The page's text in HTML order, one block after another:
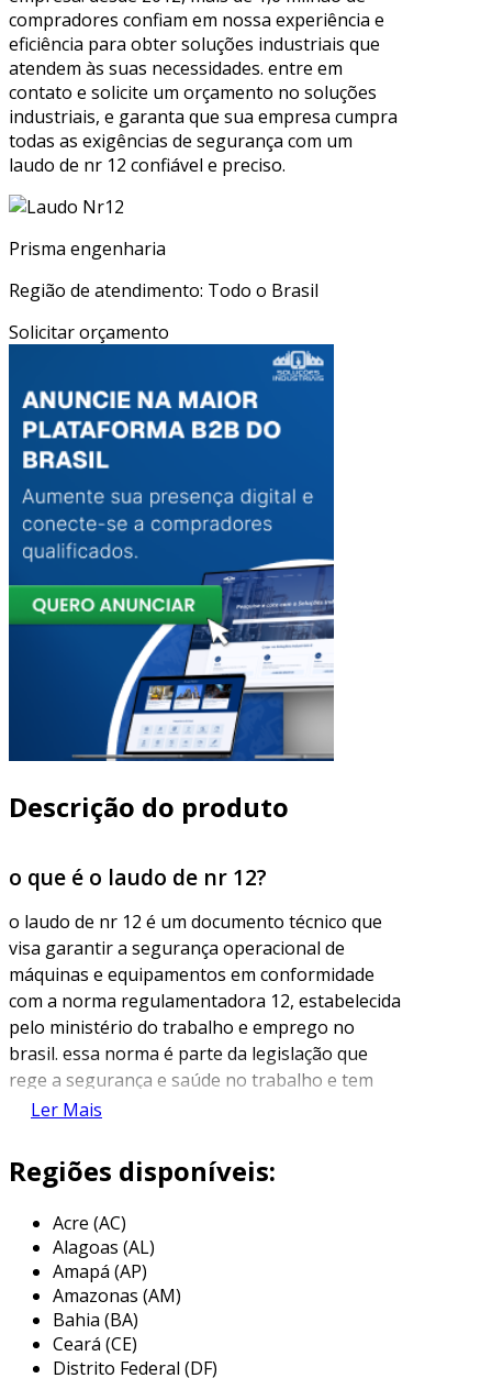
compradores confiam em nossa experiência e
eficiência para obter soluções industriais que
atendem às suas necessidades. entre em
contato e solicite um orçamento no soluções
industriais, e garanta que sua empresa cumpra
todas as exigências de segurança com um
laudo de nr 12 confiável e preciso.
Prisma engenharia
Região de atendimento: Todo o Brasil
Solicitar orçamento
Descrição do produto
o que é o laudo de nr 12?
o laudo de nr 12 é um documento técnico que
visa garantir a segurança operacional de
máquinas e equipamentos em conformidade
com a norma regulamentadora 12, estabelecida
pelo ministério do trabalho e emprego no
brasil. essa norma é parte da legislação que
rege a segurança e saúde no trabalho e tem
como objetivo principal prevenir acidentes e
a nr 12 estabelece requisitos mínimos para a
a instalação, operação, manutenção e
desativação de máquinas até os aspectos de
segurança a serem considerados. o laudo de nr
12 deve ser elaborado por profissionais
habilitados, garantindo que todos os
parâmetros de segurança estejam em
Ler Mais
Regiões disponíveis:
Acre (AC)
Alagoas (AL)
Amapá (AP)
Amazonas (AM)
Bahia (BA)
Ceará (CE)
Distrito Federal (DF)